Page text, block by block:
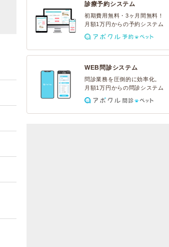
診療予約システム
初期費用無料・3ヶ月間無料！
月額1万円からの予約システム
WEB問診システム
問診業務を圧倒的に効率化。
月額1万円からの問診システム